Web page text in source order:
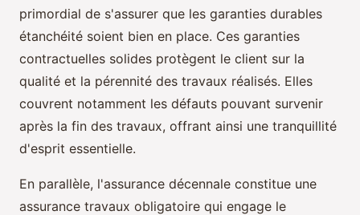
primordial de s'assurer que les garanties durables
étanchéité soient bien en place. Ces garanties
contractuelles solides protègent le client sur la
qualité et la pérennité des travaux réalisés. Elles
couvrent notamment les défauts pouvant survenir
après la fin des travaux, offrant ainsi une tranquillité
d'esprit essentielle.
En parallèle, l'assurance décennale constitue une
assurance travaux obligatoire qui engage le